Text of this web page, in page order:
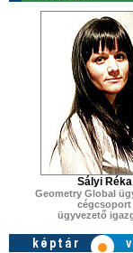
Sályi Réka
Geometry Global
cégcsoport
ügyvezető